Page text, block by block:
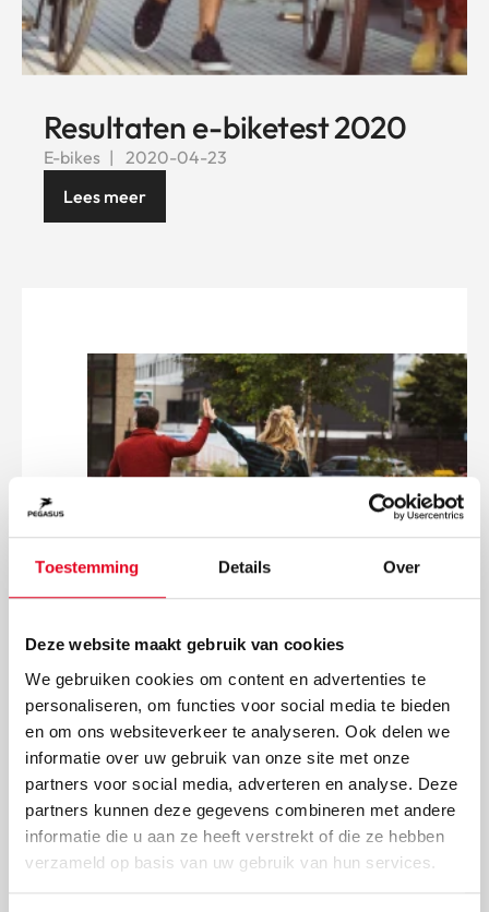
Toestemming Details Over
Deze website maakt gebruik van cookies
We gebruiken cookies om content en advertenties te
personaliseren, om functies voor social media te bieden
en om ons websiteverkeer te analyseren. Ook delen we
informatie over uw gebruik van onze site met onze
partners voor social media, adverteren en analyse. Deze
partners kunnen deze gegevens combineren met andere
informatie die u aan ze heeft verstrekt of die ze hebben
verzameld op basis van uw gebruik van hun services.
Resultaten e-biketest 2020
E-bikes
2020-04-23
Lees meer
Waar moet je op letten bij
het maken van een proefrit?
2020-02-18
Lees meer